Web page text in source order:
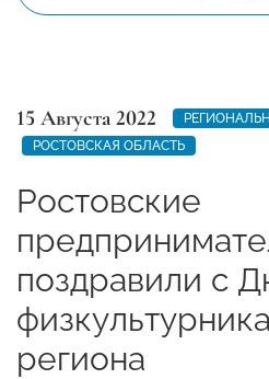
15 Августа 2022
РОСТОВСКАЯ ОБЛАСТЬ
Ростовские
поздравили с
региона